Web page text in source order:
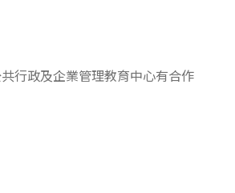
行政及企業管理教育中心有合作